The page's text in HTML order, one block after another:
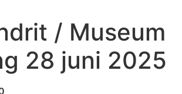
/ Museum
28 juni 2025